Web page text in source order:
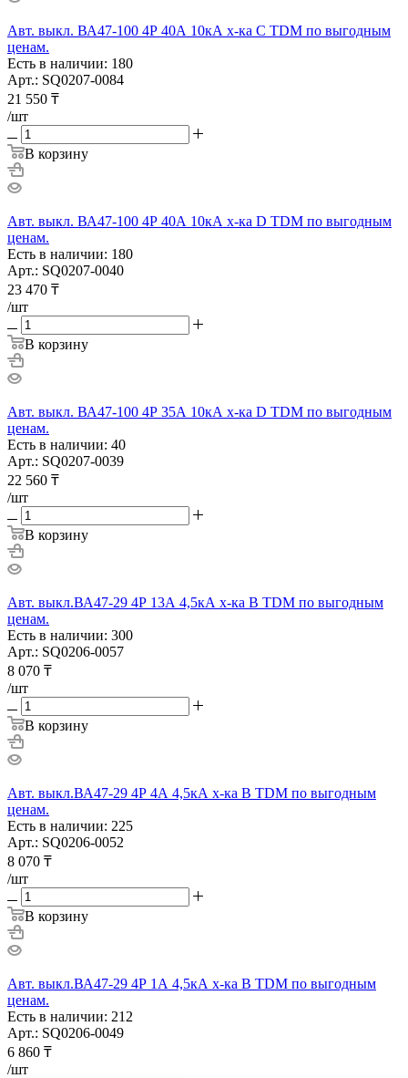
Авт. выкл. ВА47-100 4Р 40А 10кА х-ка С TDM по выгодным
ценам.
Есть в наличии: 180
Арт.: SQ0207-0084
21 550 ₸
/шт
В корзину
Авт. выкл. ВА47-100 4Р 40А 10кА х-ка D TDM по выгодным
ценам.
Есть в наличии: 180
Арт.: SQ0207-0040
23 470 ₸
/шт
В корзину
Авт. выкл. ВА47-100 4Р 35А 10кА х-ка D TDM по выгодным
ценам.
Есть в наличии: 40
Арт.: SQ0207-0039
22 560 ₸
/шт
В корзину
Авт. выкл.ВА47-29 4Р 13А 4,5кА х-ка В TDM по выгодным
ценам.
Есть в наличии: 300
Арт.: SQ0206-0057
8 070 ₸
/шт
В корзину
Авт. выкл.ВА47-29 4Р 4А 4,5кА х-ка В TDM по выгодным
ценам.
Есть в наличии: 225
Арт.: SQ0206-0052
8 070 ₸
/шт
В корзину
Авт. выкл.ВА47-29 4Р 1А 4,5кА х-ка В TDM по выгодным
ценам.
Есть в наличии: 212
Арт.: SQ0206-0049
6 860 ₸
/шт